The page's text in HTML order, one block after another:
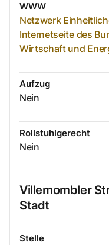
WWW
Netzwerk
Internetseite des
Wirtschaft und
Aufzug
Nein
Rollstuhlgerecht
Nein
Villemombler
Stadt
Stelle